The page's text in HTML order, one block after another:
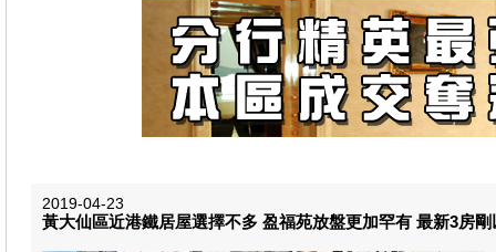
2019-04-23
黃大仙區近港鐵居屋選擇不多 盈福苑放盤更加罕有 最新3房